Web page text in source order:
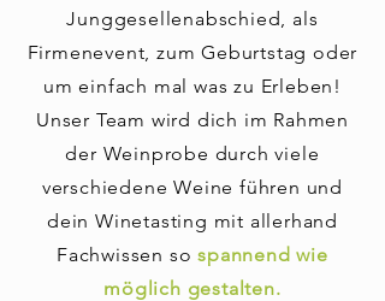
Junggesellenabschied, als
Firmenevent, zum Geburtstag oder
um einfach mal was zu Erleben!
Unser Team wird dich im Rahmen
der Weinprobe durch viele
verschiedene Weine führen und
dein Winetasting mit allerhand
Fachwissen sospannend wie
möglich gestalten.